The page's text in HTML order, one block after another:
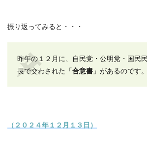
振り返ってみると・・・
昨年の１２月に、自民党・公明党・国民
長で交わされた「合意書 」があるのです。
（２０２４年１２月１３日）